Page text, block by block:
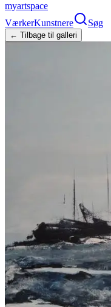
myartspace
VærkerKunstnere Søg
← Tilbage til galleri